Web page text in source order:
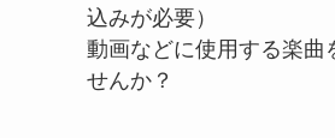
込みが必要）
動画などに使用する楽曲
せんか？